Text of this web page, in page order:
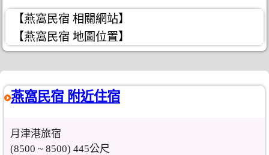
【燕窩民宿 相關網站】
【燕窩民宿 地圖位置】
燕窩民宿 附近住宿
月津港旅宿
(8500 ~ 8500) 445公尺